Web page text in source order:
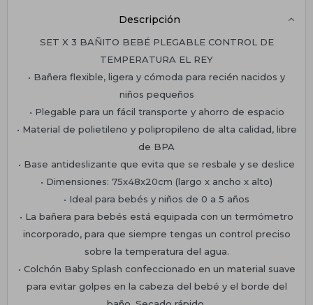
Descripción
SET X 3 BAÑITO BEBÉ PLEGABLE CONTROL DE
TEMPERATURA EL REY
• Bañera flexible, ligera y cómoda para recién nacidos y
niños pequeños
• Plegable para un fácil transporte y ahorro de espacio
• Material de polietileno y polipropileno de alta calidad, libre
de BPA
• Base antideslizante que evita que se resbale y se deslice
• Dimensiones: 75x48x20cm (largo x ancho x alto)
• Ideal para bebés y niños de 0 a 5 años
• La bañera para bebés está equipada con un termómetro
incorporado, para que siempre tengas un control preciso
sobre la temperatura del agua.
• Colchón Baby Splash confeccionado en un material suave
para evitar golpes en la cabeza del bebé y el borde del